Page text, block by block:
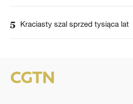
5 Kraciasty szal sprzed tysiąca lat